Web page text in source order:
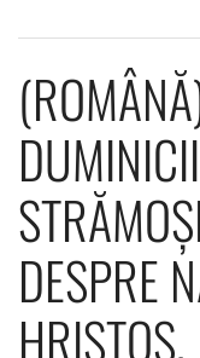
DESPRE
HRISTOS.